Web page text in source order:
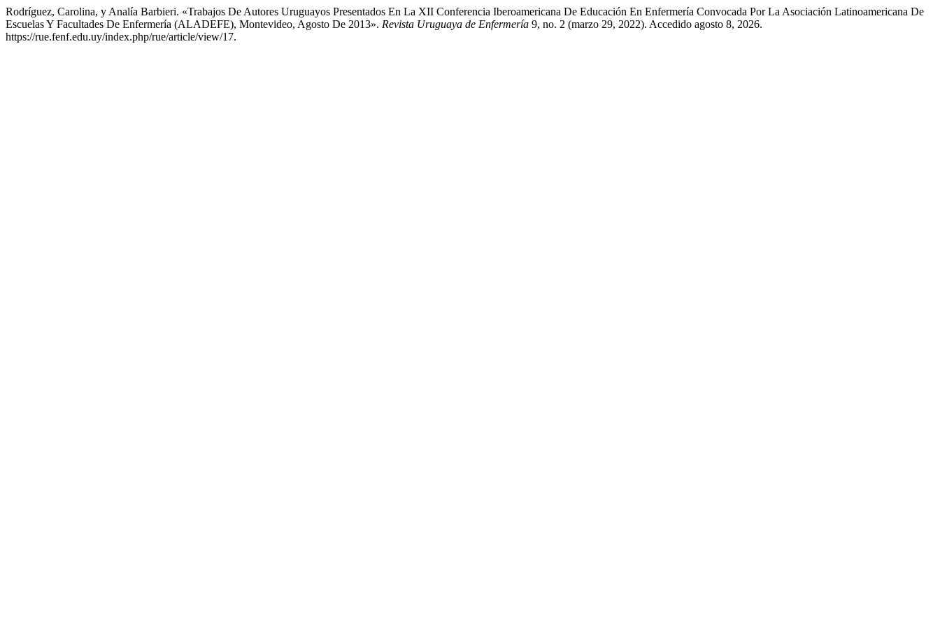
Rodríguez, Carolina, y Analía Barbieri. «Trabajos De Autores Uruguayos Presentados En La XII Conferencia Iberoamericana De Educación En Enfermería Convocada Por La Asociación Latinoamericana De
Escuelas Y Facultades De Enfermería (ALADEFE), Montevideo, Agosto De 2013». Revista Uruguaya de Enfermería 9, no. 2 (marzo 29, 2022). Accedido agosto 8, 2026.
https://rue.fenf.edu.uy/index.php/rue/article/view/17.